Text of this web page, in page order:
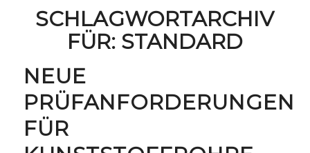
SCHLAGWORTARCHIV
FÜR: STANDARD
NEUE
PRÜFANFORDERUNGEN
FÜR